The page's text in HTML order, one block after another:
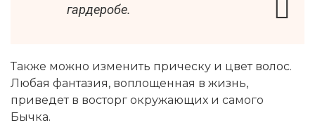
гардеробе.
Также можно изменить прическу и цвет волос.
Любая фантазия, воплощенная в жизнь,
приведет в восторг окружающих и самого
Бычка.